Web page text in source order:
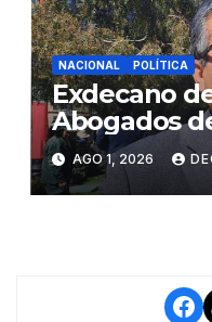
NACIONAL POLÍTICA
Exdecano
Abogados
propuestas
ciudadana
AGO 1, 2026